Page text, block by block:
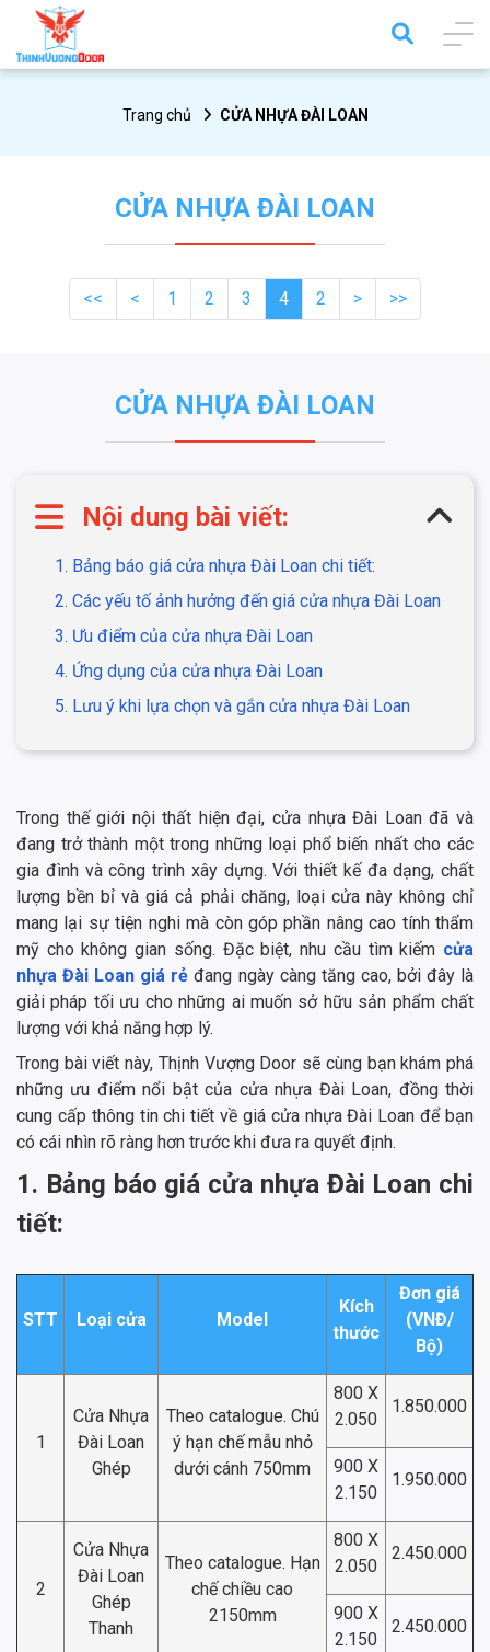
Trang chủ CỬA NHỰA ĐÀI LOAN
CỬA NHỰA ĐÀI LOAN
<< < 1 2 3 4 2 > >>
CỬA NHỰA ĐÀI LOAN
Nội dung bài viết:
1. Bảng báo giá cửa nhựa Đài Loan chi tiết:
2. Các yếu tố ảnh hưởng đến giá cửa nhựa Đài Loan
3. Ưu điểm của cửa nhựa Đài Loan
4. Ứng dụng của cửa nhựa Đài Loan
5. Lưu ý khi lựa chọn và gắn cửa nhựa Đài Loan
Trong thế giới nội thất hiện đại, cửa nhựa Đài Loan đã và
đang trở thành một trong những loại phổ biến nhất cho các
gia đình và công trình xây dựng. Với thiết kế đa dạng, chất
lượng bền bỉ và giá cả phải chăng, loại cửa này không chỉ
mang lại sự tiện nghi mà còn góp phần nâng cao tính thẩm
mỹ cho không gian sống. Đặc biệt, nhu cầu tìm kiếm cửa
nhựa Đài Loan giá rẻ đang ngày càng tăng cao, bởi đây là
giải pháp tối ưu cho những ai muốn sở hữu sản phẩm chất
lượng với khả năng hợp lý.
Trong bài viết này, Thịnh Vượng Door sẽ cùng bạn khám phá
những ưu điểm nổi bật của cửa nhựa Đài Loan, đồng thời
cung cấp thông tin chi tiết về giá cửa nhựa Đài Loan để bạn
có cái nhìn rõ ràng hơn trước khi đưa ra quyết định.
1. Bảng báo giá cửa nhựa Đài Loan chi
tiết:
STT Loại cửa Model
Kích
thước
Đơn giá
(VNĐ/
Bộ)
1
Cửa Nhựa
Đài Loan
Ghép
Theo catalogue. Chú
ý hạn chế mẫu nhỏ
dưới cánh 750mm
800 X
2.050
1.850.000
900 X
2.150
1.950.000
2
Cửa Nhựa
Đài Loan
Ghép
Thanh
Theo catalogue. Hạn
chế chiều cao
2150mm
800 X
2.050
2.450.000
900 X
2.150
2.450.000